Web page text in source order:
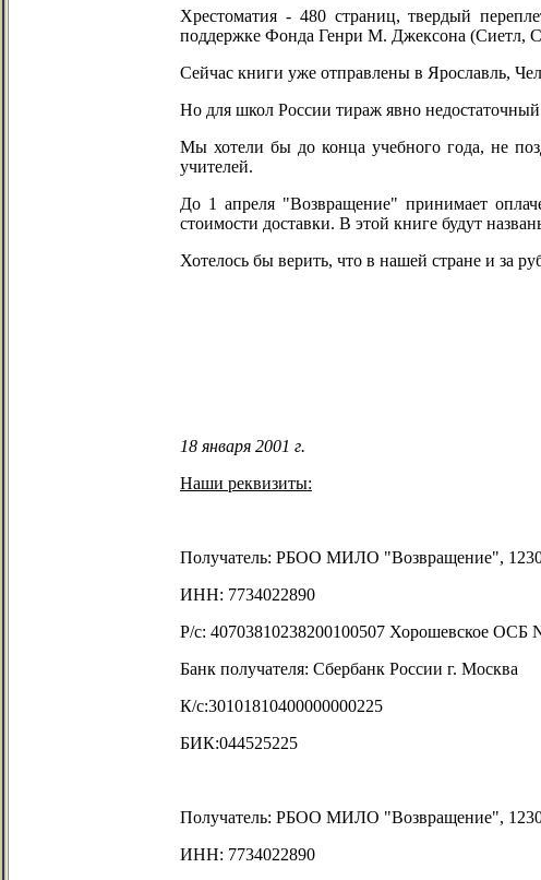
Хрестоматия - 480 страниц, твердый
поддержке Фонда Генри М. Джексона (Сиетл,
Сейчас книги уже отправлены в Ярославль,
Но для школ России тираж явно
Мы хотели бы до конца учебного года, не
учителей.
До 1 апреля "Возвращение" принимает
стоимости доставки. В этой книге будут
Хотелось бы верить, что в нашей стране и за
18 января 2001 г.
Наши реквизиты:
Получатель: РБОО МИЛО "Возвращение",
ИНН: 7734022890
Р/с: 40703810238200100507 Хорошевское ОСБ
Банк получателя: Сбербанк России г. Москва
К/с:30101810400000000225
БИК:044525225
Получатель: РБОО МИЛО "Возвращение",
ИНН: 7734022890